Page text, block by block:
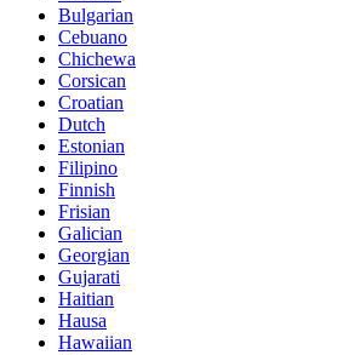
Bulgarian
Cebuano
Chichewa
Corsican
Croatian
Dutch
Estonian
Filipino
Finnish
Frisian
Galician
Georgian
Gujarati
Haitian
Hausa
Hawaiian